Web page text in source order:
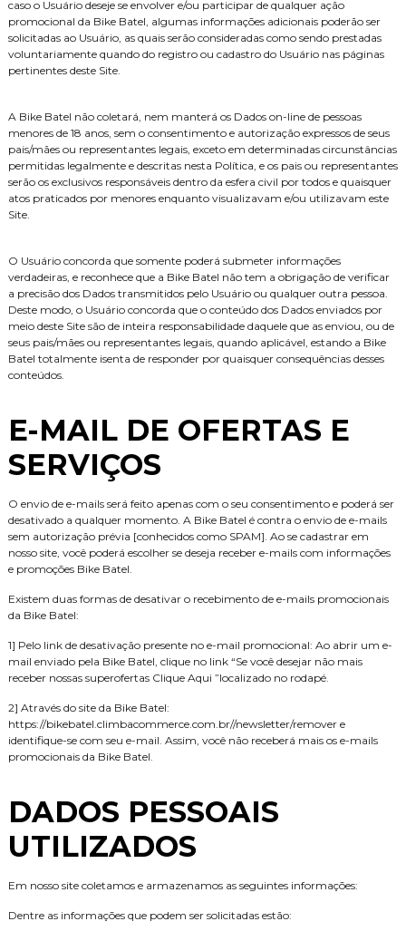
caso o Usuário deseje se envolver e/ou participar de qualquer ação
promocional da Bike Batel, algumas informações adicionais poderão ser
solicitadas ao Usuário, as quais serão consideradas como sendo prestadas
voluntariamente quando do registro ou cadastro do Usuário nas páginas
pertinentes deste Site.
A Bike Batel não coletará, nem manterá os Dados on-line de pessoas
menores de 18 anos, sem o consentimento e autorização expressos de seus
pais/mães ou representantes legais, exceto em determinadas circunstâncias
permitidas legalmente e descritas nesta Política, e os pais ou representantes
serão os exclusivos responsáveis dentro da esfera civil por todos e quaisquer
atos praticados por menores enquanto visualizavam e/ou utilizavam este
Site.
O Usuário concorda que somente poderá submeter informações
verdadeiras, e reconhece que a Bike Batel não tem a obrigação de verificar
a precisão dos Dados transmitidos pelo Usuário ou qualquer outra pessoa.
Deste modo, o Usuário concorda que o conteúdo dos Dados enviados por
meio deste Site são de inteira responsabilidade daquele que as enviou, ou de
seus pais/mães ou representantes legais, quando aplicável, estando a Bike
Batel totalmente isenta de responder por quaisquer consequências desses
conteúdos.
E-MAIL DE OFERTAS E
SERVIÇOS
O envio de e-mails será feito apenas com o seu consentimento e poderá ser
desativado a qualquer momento. A Bike Batel é contra o envio de e-mails
sem autorização prévia [conhecidos como SPAM]. Ao se cadastrar em
nosso site, você poderá escolher se deseja receber e-mails com informações
e promoções Bike Batel.
Existem duas formas de desativar o recebimento de e-mails promocionais
da Bike Batel:
1] Pelo link de desativação presente no e-mail promocional: Ao abrir um e-
mail enviado pela Bike Batel, clique no link “Se você desejar não mais
receber nossas superofertas Clique Aqui ”localizado no rodapé.
2] Através do site da Bike Batel:
https://bikebatel.climbacommerce.com.br//newsletter/remover e
identifique-se com seu e-mail. Assim, você não receberá mais os e-mails
promocionais da Bike Batel.
DADOS PESSOAIS
UTILIZADOS
Em nosso site coletamos e armazenamos as seguintes informações:
Dentre as informações que podem ser solicitadas estão: